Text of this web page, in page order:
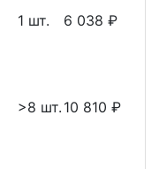
1 шт. 6 038 ₽
>8 шт. 10 810 ₽